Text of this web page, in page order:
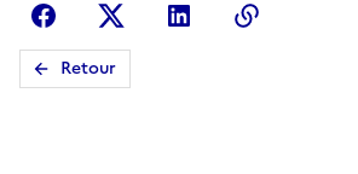
FacebookX (anciennement Twitter)
Linkedin
Retour